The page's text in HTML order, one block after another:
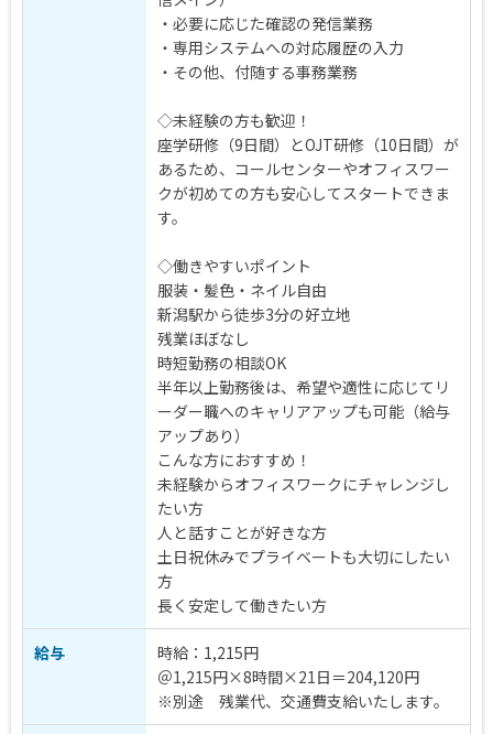
・必要に応じた確認の発信業務
・専用システムへの対応履歴の入力
・その他、付随する事務業務
◇未経験の方も歓迎！
座学研修（9日間）とOJT研修（10日間）が
あるため、コールセンターやオフィスワー
クが初めての方も安心してスタートできま
す。
◇働きやすいポイント
服装・髪色・ネイル自由
新潟駅から徒歩3分の好立地
残業ほぼなし
時短勤務の相談OK
半年以上勤務後は、希望や適性に応じてリ
ーダー職へのキャリアアップも可能（給与
アップあり）
こんな方におすすめ！
未経験からオフィスワークにチャレンジし
たい方
人と話すことが好きな方
土日祝休みでプライベートも大切にしたい
方
長く安定して働きたい方
給与
時給：1,215円
＠1,215円×8時間×21日＝204,120円
※別途 残業代、交通費支給いたします。